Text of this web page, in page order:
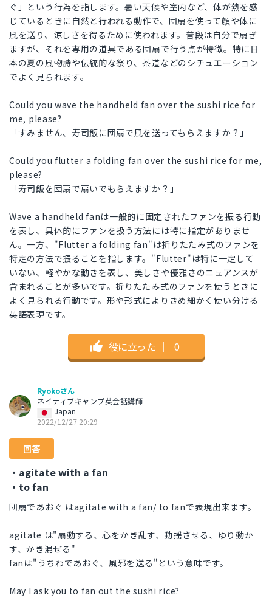
ぐ」という行為を指します。暑い天候や室内など、体が熱を感
じているときに自然と行われる動作で、団扇を使って顔や体に
風を送り、涼しさを得るために使われます。普段は自分で扇ぎ
ますが、それを専用の道具である団扇で行う点が特徴。特に日
本の夏の風物詩や伝統的な祭り、茶道などのシチュエーション
でよく見られます。
Could you wave the handheld fan over the sushi rice for
me, please?
「すみません、寿司飯に団扇で風を送ってもらえますか？」
Could you flutter a folding fan over the sushi rice for me,
please?
「寿司飯を団扇で扇いでもらえますか？」
Wave a handheld fanは一般的に固定されたファンを振る行動
を表し、具体的にファンを扱う方法には特に指定がありませ
ん。一方、"Flutter a folding fan"は折りたたみ式のファンを
特定の方法で振ることを指します。"Flutter"は特に一定して
いない、軽やかな動きを表し、美しさや優雅さのニュアンスが
含まれることが多いです。折りたたみ式のファンを使うときに
よく見られる行動です。形や形式によりきめ細かく使い分ける
英語表現です。
役に立った ｜ 0
Ryokoさん
ネイティブキャンプ英会話講師
Japan
2022/12/27 20:29
回答
・agitate with a fan
・to fan
団扇であおぐ はagitate with a fan/ to fanで表現出来ます。
agitate は"扇動する、心をかき乱す、動揺させる、ゆり動か
す、かき混ぜる"
fanは"うちわであおぐ、風邪を送る"という意味です。
May I ask you to fan out the sushi rice?